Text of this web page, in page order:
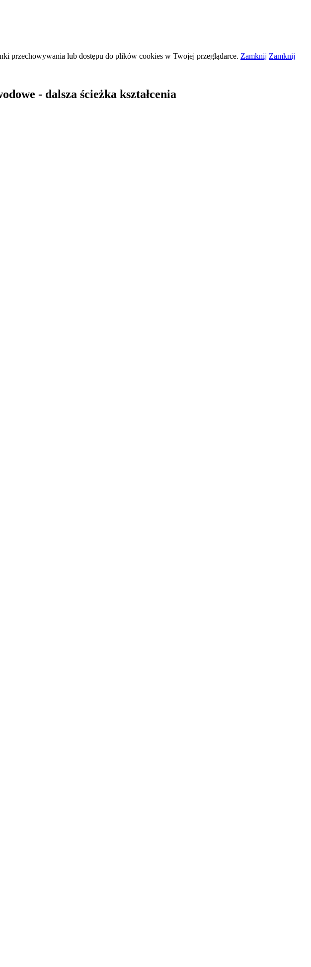
przechowywania lub dostępu do plików cookies w Twojej przeglądarce. Zamknij Zamknij
- dalsza ścieżka kształcenia